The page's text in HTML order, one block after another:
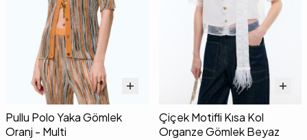
Pullu Polo Yaka Gömlek
Oranj - Multi
Çiçek Motifli Kısa Kol
Organze Gömlek Beyaz